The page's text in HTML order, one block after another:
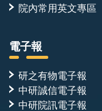
院內常用英文專區
電子報
研之有物電子報
中研誠信電子報
中研院訊電子報